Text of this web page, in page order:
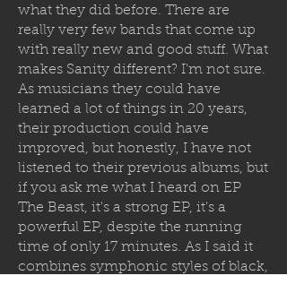
what they did before. There are
really very few bands that come up
with really new and good stuff. What
makes Sanity different? I'm not sure.
As musicians they could have
learned a lot of things in 20 years,
their production could have
improved, but honestly, I have not
listened to their previous albums, but
if you ask me what I heard on EP
The Beast, it's a strong EP, it's a
powerful EP, despite the running
time of only 17 minutes. As I said it
combines symphonic styles of black,